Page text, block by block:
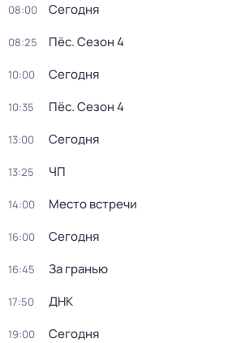
08:00 Сегодня
08:25 Пёс. Сезон 4
10:00 Сегодня
10:35 Пёс. Сезон 4
13:00 Сегодня
13:25 ЧП
14:00 Место встречи
16:00 Сегодня
16:45 За гранью
17:50 ДНК
19:00 Сегодня